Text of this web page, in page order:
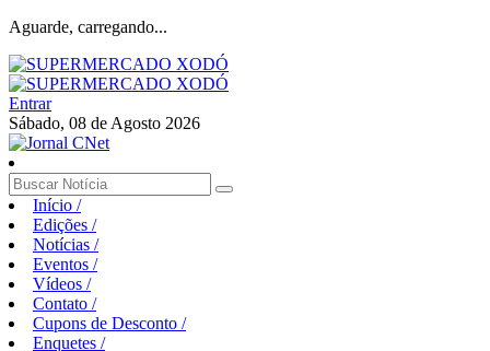
Aguarde, carregando...
Entrar
Sábado, 08 de Agosto 2026
Início /
Edições /
Notícias /
Eventos /
Vídeos /
Contato /
Cupons de Desconto /
Enquetes /